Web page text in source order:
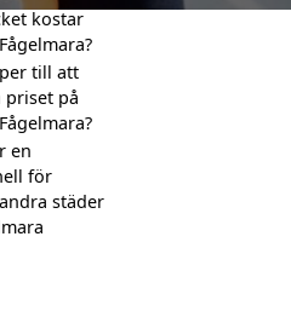
kostar
till att
priset på
en
för
städer